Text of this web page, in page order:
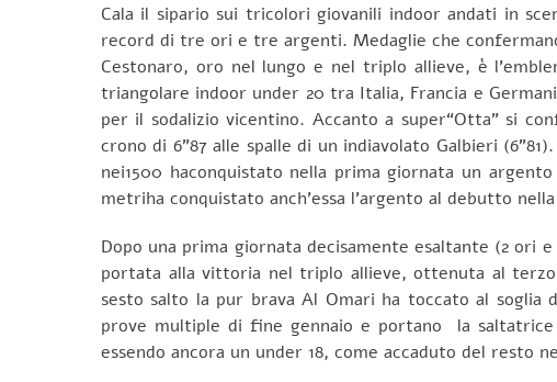
Cala il sipario sui tricolori giovanili indoor andati in
record di tre ori e tre argenti. Medaglie che
Cestonaro, oro nel lungo e nel triplo allieve, è
triangolare indoor under 20 tra Italia, Francia e
per il sodalizio vicentino. Accanto a super“Otta” si
crono di 6”87 alle spalle di un indiavolato Galbieri
nei1500 haconquistato nella prima giornata un
metriha conquistato anch’essa l’argento al debutto
Dopo una prima giornata decisamente esaltante (2 ori
portata alla vittoria nel triplo allieve, ottenuta al terzo
sesto salto la pur brava Al Omari ha toccato al soglia
prove multiple di fine gennaio e portano la saltatrice
essendo ancora un under 18, come accaduto del resto